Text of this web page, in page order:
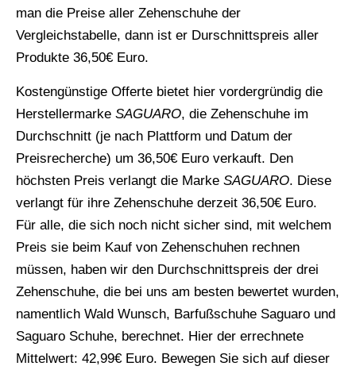
man die Preise aller Zehenschuhe der
Vergleichstabelle, dann ist er Durschnittspreis aller
Produkte 36,50€ Euro.
Kostengünstige Offerte bietet hier vordergründig die
Herstellermarke SAGUARO, die Zehenschuhe im
Durchschnitt (je nach Plattform und Datum der
Preisrecherche) um 36,50€ Euro verkauft. Den
höchsten Preis verlangt die Marke SAGUARO. Diese
verlangt für ihre Zehenschuhe derzeit 36,50€ Euro.
Für alle, die sich noch nicht sicher sind, mit welchem
Preis sie beim Kauf von Zehenschuhen rechnen
müssen, haben wir den Durchschnittspreis der drei
Zehenschuhe, die bei uns am besten bewertet wurden,
namentlich Wald Wunsch, Barfußschuhe Saguaro und
Saguaro Schuhe, berechnet. Hier der errechnete
Mittelwert: 42,99€ Euro. Bewegen Sie sich auf dieser